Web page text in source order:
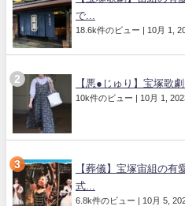
で...
18.6k件のビュー | 10月 1,
【悪●じゅり】宝塚歌
10k件のビュー | 10月 1,
【葬儀】宝塚宙組の有
式...
6.8k件のビュー | 10月 5,